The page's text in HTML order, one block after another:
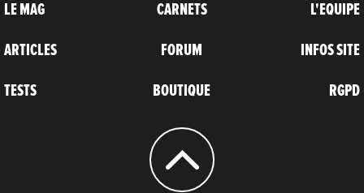
LE MAG
ARTICLES
TESTS
CARNETS
FORUM
BOUTIQUE
L'EQUIPE
INFOS SITE
RGPD